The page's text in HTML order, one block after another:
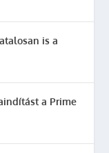
is a
a Prime